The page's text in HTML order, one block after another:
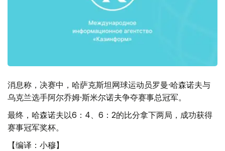
消息称，决赛中，哈萨克斯坦网球运动员罗曼·哈森诺夫与
乌克兰选手阿尔乔姆·斯米尔诺夫争夺赛事总冠军。
最终，哈森诺夫以6：4、6：2的比分拿下两局，成功获得
赛事冠军奖杯。
【编译：小穆】